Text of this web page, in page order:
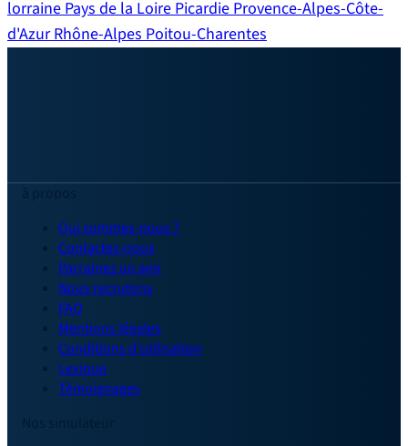
lorraine Pays de la Loire Picardie Provence-Alpes-Côte-
d'AzurRhône-Alpes Poitou-Charentes
Qui sommes-nous ?
Contactez-nous
Parrainez un ami
Nous recrutons
FAQ
Mentions légales
Conditions d'utilisation
Lexique
Témoignages